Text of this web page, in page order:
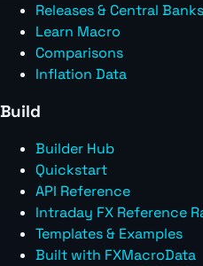
Releases & Central Banks
Learn Macro
Comparisons
Inflation Data
Build
Builder Hub
Quickstart
API Reference
Intraday FX Reference
Templates & Examples
Built with FXMacroData